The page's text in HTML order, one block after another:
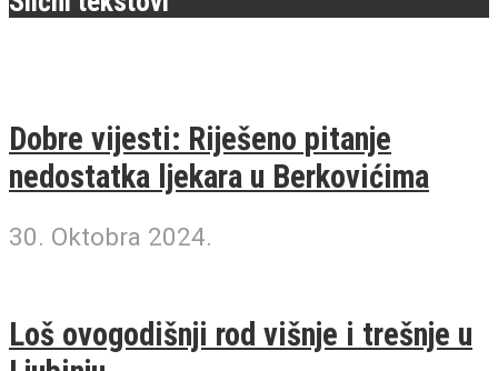
Dobre vijesti: Riješeno pitanje
nedostatka ljekara u Berkovićima
30. Oktobra 2024.
Loš ovogodišnji rod višnje i trešnje u